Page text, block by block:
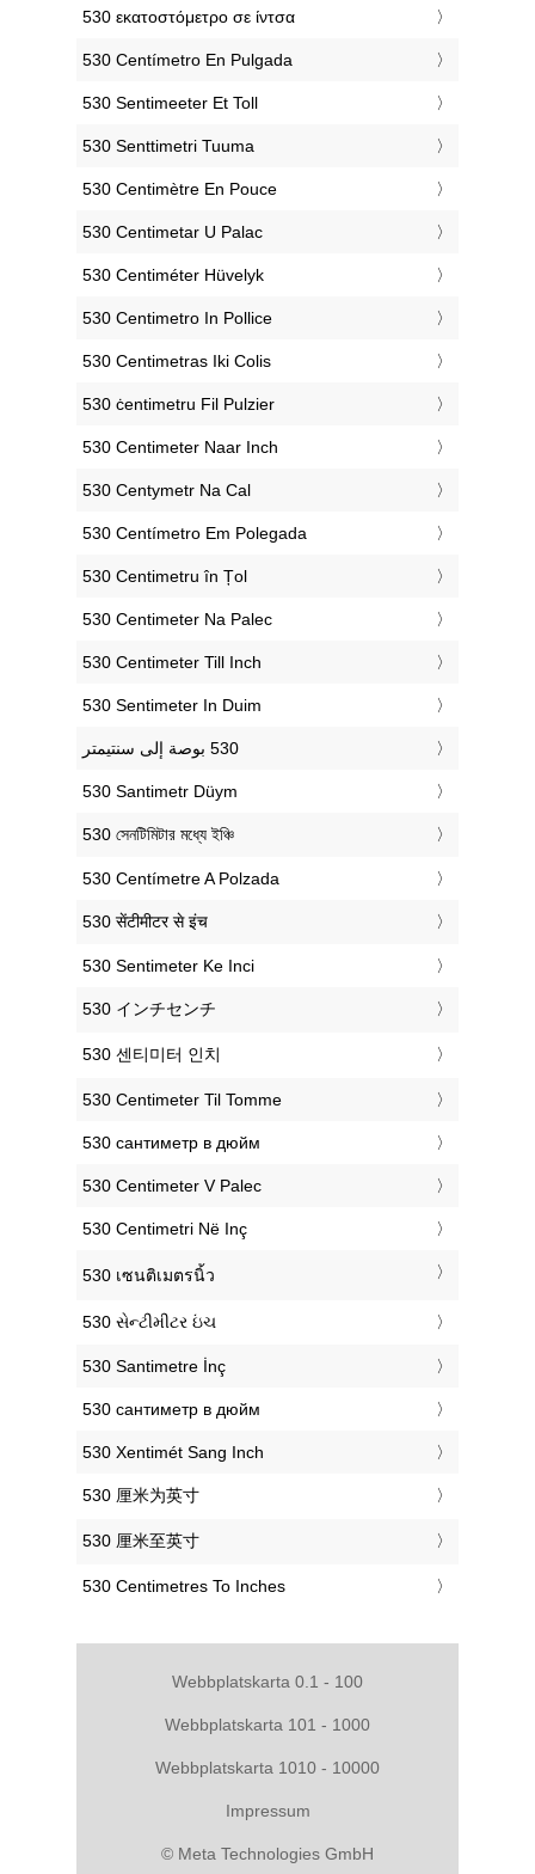
‎530 εκατοστόμετρο σε ίντσα
‎530 Centímetro En Pulgada
‎530 Sentimeeter Et Toll
‎530 Senttimetri Tuuma
‎530 Centimètre En Pouce
‎530 Centimetar U Palac
‎530 Centiméter Hüvelyk
‎530 Centimetro In Pollice
‎530 Centimetras Iki Colis
‎530 ċentimetru Fil Pulzier
‎530 Centimeter Naar Inch
‎530 Centymetr Na Cal
‎530 Centímetro Em Polegada
‎530 Centimetru în Țol
‎530 Centimeter Na Palec
‎530 Centimeter Till Inch
‎530 Sentimeter In Duim
‎530 Santimetr Düym
‎530 সেনটিমিটার মধ্যে ইঞ্চি
‎530 Centímetre A Polzada
‎530 सेंटीमीटर से इंच
‎530 Sentimeter Ke Inci
‎530 インチセンチ
‎530 센티미터 인치
‎530 Centimeter Til Tomme
‎530 сантиметр в дюйм
‎530 Centimeter V Palec
‎530 Centimetri Në Inç
‎530 เซนติเมตรนิ้ว
‎530 સેન્ટીમીટર ઇંચ
‎530 Santimetre İnç
‎530 сантиметр в дюйм
‎530 Xentimét Sang Inch
‎530 厘米为英寸
‎530 厘米至英寸
‎530 Centimetres To Inches
Webbplatskarta 0.1 - 100
Webbplatskarta 101 - 1000
Webbplatskarta 1010 - 10000
Impressum
© Meta Technologies GmbH